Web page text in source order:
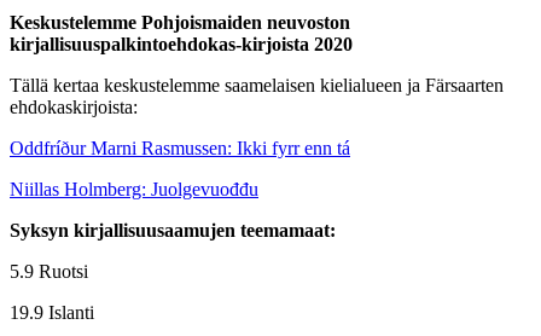
Keskustelemme Pohjoismaiden neuvoston
kirjallisuuspalkintoehdokas-kirjoista 2020
Tällä kertaa keskustelemme saamelaisen kielialueen ja Färsaarten
ehdokaskirjoista:
Oddfríður Marni Rasmussen: Ikki fyrr enn tá
Niillas Holmberg: Juolgevuođđu
Syksyn kirjallisuusaamujen teemamaat:
5.9 Ruotsi
19.9 Islanti